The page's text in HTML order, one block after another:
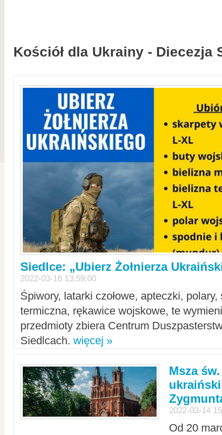
Kościół dla Ukrainy - Diecezja
Siedlce: „Ubierz Żołnierza
2022-03-16 13:59:00
Śpiwory, latarki czołowe, apteczki,
termiczna, rękawice wojskowe, te
przedmioty zbiera Centrum
Siedlcach. więcej »
Msza
2022-03-14
Od 20